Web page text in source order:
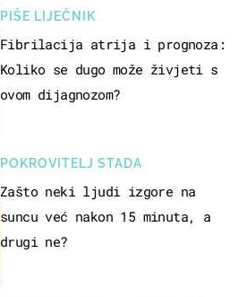
PIŠE LIJEČNIK
Fibrilacija atrija i prognoza:
Koliko se dugo može živjeti s
ovom dijagnozom?
POKROVITELJ STADA
Zašto neki ljudi izgore na
suncu već nakon 15 minuta, a
drugi ne?